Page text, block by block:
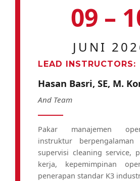
09 –
JUNI
LEAD INSTRUCTORS:
Hasan Basri, SE, M.
And Team
Pakar manajemen
instruktur
supervisi cleaning service,
kerja, kepemimpinan
penerapan standar K3